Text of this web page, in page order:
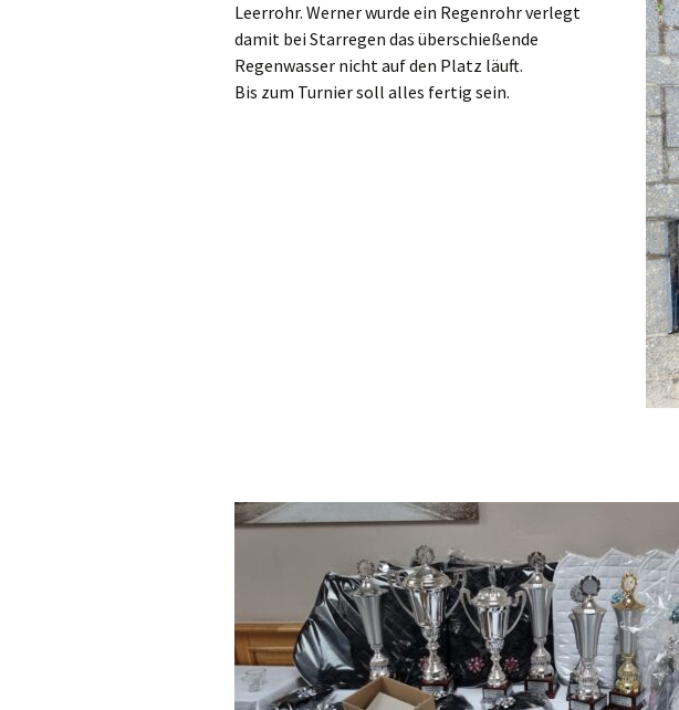
Leerrohr. Werner wurde ein Regenrohr verlegt
damit bei Starregen das überschießende
Regenwasser nicht auf den Platz läuft.
Bis zum Turnier soll alles fertig sein.